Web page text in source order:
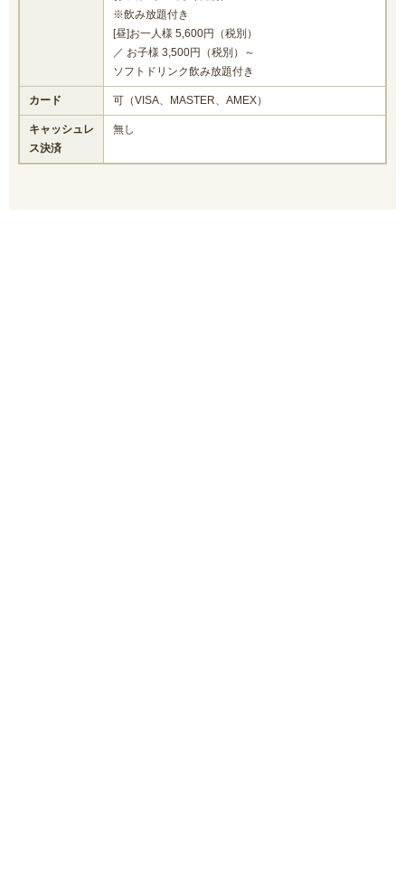
※飲み放題付き
[昼]お一人様 5,600円（税別）
／ お子様 3,500円（税別）～
ソフトドリンク飲み放題付き
カード 可（VISA、MASTER、AMEX）
キャッシュレ
ス決済
無し